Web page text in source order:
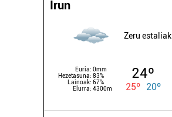
Irun
Zeru estaliak
Euria: 0mm
Hezetasuna: 83%
Lainoak: 67%
Elurra: 4300m
24º
25º 20º